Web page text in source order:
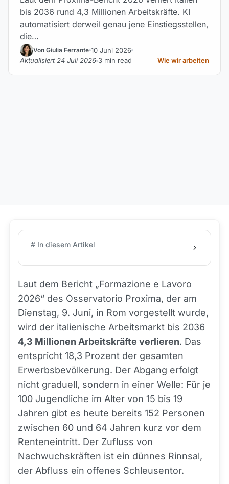
bis 2036 rund 4,3 Millionen Arbeitskräfte. KI
automatisiert derweil genau jene Einstiegsstellen,
die…
Von Giulia Ferrante 10 Juni 2026
Aktualisiert 24 Juli 2026 3 min read Wie wir arbeiten
# In diesem Artikel
Laut dem Bericht „Formazione e Lavoro
2026“ des Osservatorio Proxima, der am
Dienstag, 9. Juni, in Rom vorgestellt wurde,
wird der italienische Arbeitsmarkt bis 2036
4,3 Millionen Arbeitskräfte verlieren. Das
entspricht 18,3 Prozent der gesamten
Erwerbsbevölkerung. Der Abgang erfolgt
nicht graduell, sondern in einer Welle: Für je
100 Jugendliche im Alter von 15 bis 19
Jahren gibt es heute bereits 152 Personen
zwischen 60 und 64 Jahren kurz vor dem
Renteneintritt. Der Zufluss von
Nachwuchskräften ist ein dünnes Rinnsal,
der Abfluss ein offenes Schleusentor.